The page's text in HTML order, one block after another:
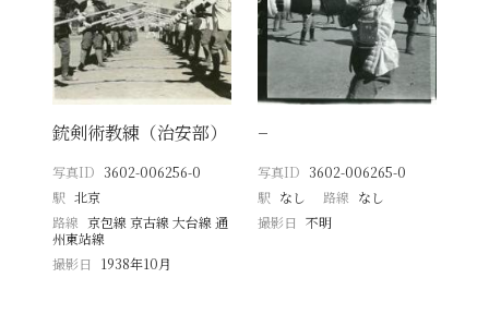
銃剣術教練（治安部）
写真ID 3602-006256-0
駅 北京
路線 京包線 京古線 大台線 通
州東站線
撮影日
1938年10月
−
写真ID 3602-006265-0
駅 なし 路線 なし
撮影日 不明